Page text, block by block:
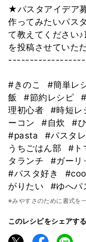
★パスタアイデア
作ってみたいパス
て教えてください
を投稿させていた
#きのこ #簡単レ
飯
#節約レシピ
理初心者
#時短レ
ーコン
#自炊 #
#pasta
#パスタ
うちごはん部
#ト
タランチ
#ガーリ
#パスタ好き
がりたい
#ゆへパ
※みやすさのために書式を
このレシピをシェアする